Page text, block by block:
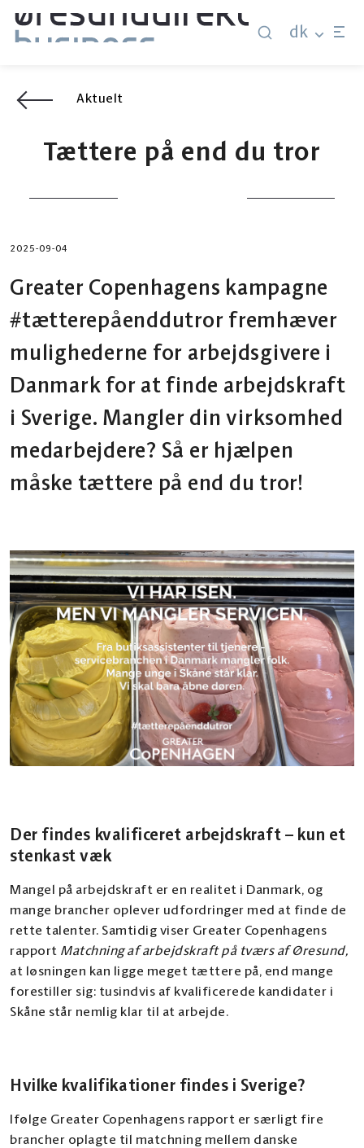
dk
Aktuelt
Tættere på end du tror
2025-09-04
Greater Copenhagens kampagne
#tætterepåenddutror fremhæver
mulighederne for arbejdsgivere i
Danmark for at finde arbejdskraft
i Sverige. Mangler din virksomhed
medarbejdere? Så er hjælpen
måske tættere på end du tror!
Der findes kvalificeret arbejdskraft – kun et
stenkast væk
Mangel på arbejdskraft er en realitet i Danmark, og
mange brancher oplever udfordringer med at finde de
rette talenter. Samtidig viser Greater Copenhagens
rapport Matchning af arbejdskraft på tværs af Øresund,
at løsningen kan ligge meget tættere på, end mange
forestiller sig: tusindvis af kvalificerede kandidater i
Skåne står nemlig klar til at arbejde.
Hvilke kvalifikationer findes i Sverige?
Ifølge Greater Copenhagens rapport er særligt fire
brancher oplagte til matchning mellem danske